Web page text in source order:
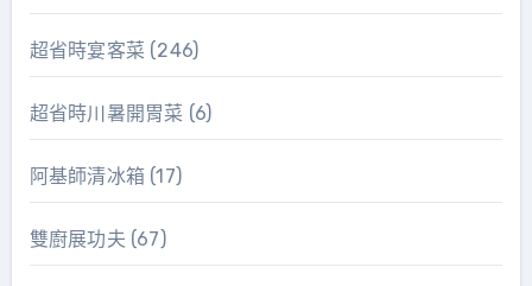
超省時宴客菜 (246)
超省時川暑開胃菜 (6)
阿基師清冰箱(17)
雙廚展功夫 (67)